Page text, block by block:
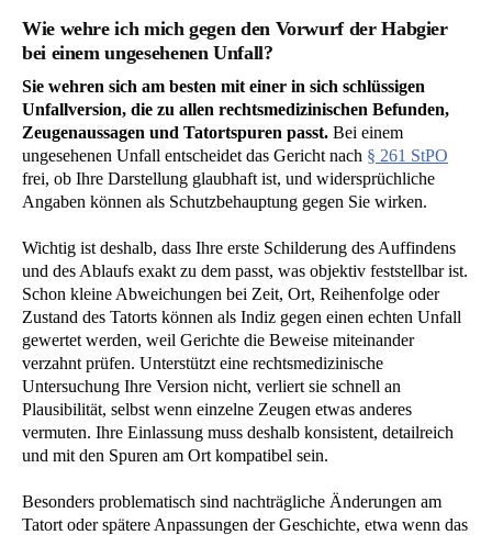
Wie wehre ich mich gegen den Vorwurf der Habgier
bei einem ungesehenen Unfall?
Sie wehren sich am besten mit einer in sich schlüssigen
Unfallversion, die zu allen rechtsmedizinischen Befunden,
Zeugenaussagen und Tatortspuren passt. Bei einem
ungesehenen Unfall entscheidet das Gericht nach § 261 StPO
frei, ob Ihre Darstellung glaubhaft ist, und widersprüchliche
Angaben können als Schutzbehauptung gegen Sie wirken.
Wichtig ist deshalb, dass Ihre erste Schilderung des Auffindens
und des Ablaufs exakt zu dem passt, was objektiv feststellbar ist.
Schon kleine Abweichungen bei Zeit, Ort, Reihenfolge oder
Zustand des Tatorts können als Indiz gegen einen echten Unfall
gewertet werden, weil Gerichte die Beweise miteinander
verzahnt prüfen. Unterstützt eine rechtsmedizinische
Untersuchung Ihre Version nicht, verliert sie schnell an
Plausibilität, selbst wenn einzelne Zeugen etwas anderes
vermuten. Ihre Einlassung muss deshalb konsistent, detailreich
und mit den Spuren am Ort kompatibel sein.
Besonders problematisch sind nachträgliche Änderungen am
Tatort oder spätere Anpassungen der Geschichte, etwa wenn das